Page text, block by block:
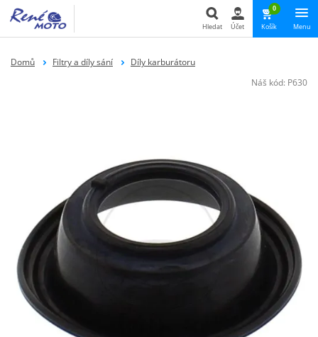
Hledat Účet
0
Košík Menu
Domů Filtry a díly sání
Díly karburátoru
Náš kód: P630